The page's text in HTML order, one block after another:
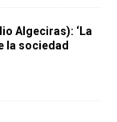
Algeciras): ‘La
la sociedad